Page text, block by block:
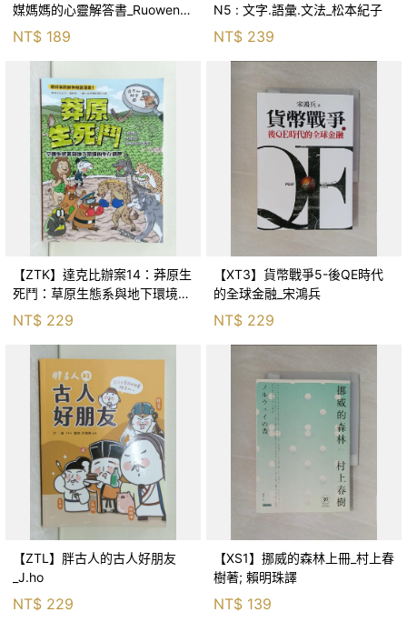
媒媽媽的心靈解答書_Ruowen
Huang
NT$ 189
N5 : 文字.語彙.文法_松本紀子
NT$ 239
【ZTK】達克比辦案14：莽原生
死鬥：草原生態系與地下環境的
生存適應_柯智元
NT$ 229
【XT3】貨幣戰爭5-後QE時代
的全球金融_宋鴻兵
NT$ 229
【ZTL】胖古人的古人好朋友
_J.ho
NT$ 229
【XS1】挪威的森林上冊_村上春
樹著; 賴明珠譯
NT$ 139